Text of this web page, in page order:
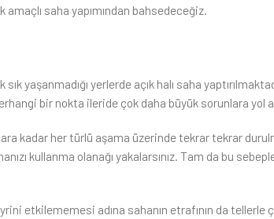
amaçlı saha yapımından bahsedeceğiz.
yaşanmadığı yerlerde açık halı saha
bir nokta ileride çok daha büyük sorunlara yol
kadar her türlü aşama üzerinde tekrar tekrar
kullanma olanağı yakalarsınız. Tam da bu
etkilememesi adına sahanın etrafının da